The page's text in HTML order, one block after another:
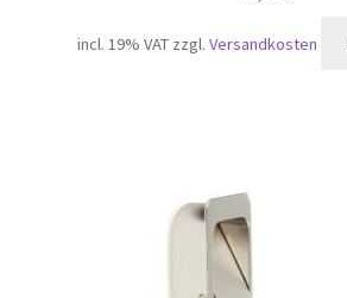
incl. 19% VAT zzgl. Versandkosten